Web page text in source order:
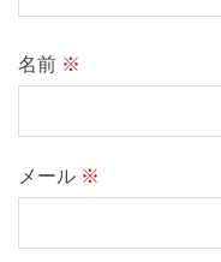
名前 ※
メール ※